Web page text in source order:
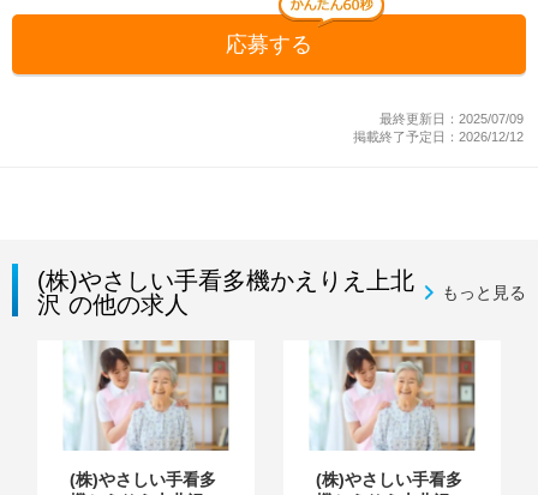
応募する
最終更新日：2025/07/09
掲載終了予定日：2026/12/12
(株)やさしい手看多機かえりえ上北
沢 の他の求人
もっと見る
(株)やさしい手看多
(株)やさしい手看多